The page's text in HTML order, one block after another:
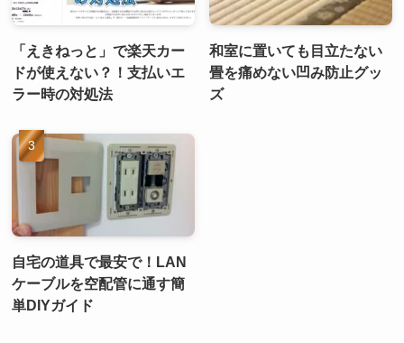
「えきねっと」で楽天カー
ドが使えない？！支払いエ
ラー時の対処法
和室に置いても目立たない
畳を痛めない凹み防止グッ
ズ
自宅の道具で最安で！LAN
ケーブルを空配管に通す簡
単DIYガイド